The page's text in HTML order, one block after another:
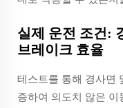
실제 운전 조건:
브레이크 효율
테스트를 통해 경사면
증하여 의도치 않은